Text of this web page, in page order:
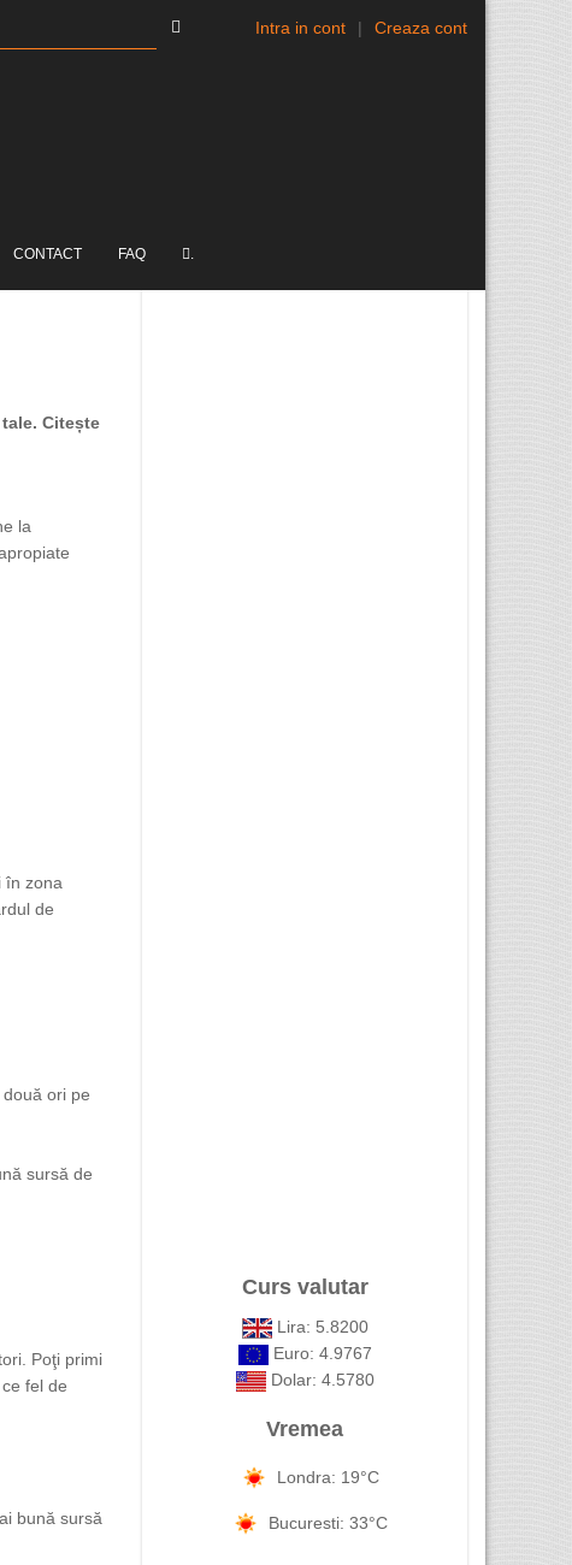
Intra in cont | Creaza cont
CONTACT FAQ .
Citește
la
în zona
de
ori pe
sursă de
Poţi primi
fel de
bună sursă
Curs valutar
Lira: 5.8200
Euro: 4.9767
Dolar: 4.5780
Vremea
Londra: 19°C
Bucuresti: 33°C